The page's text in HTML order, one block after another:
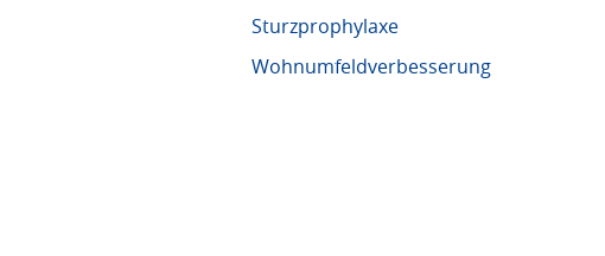
Sturzprophylaxe
Wohnumfeldverbesserung